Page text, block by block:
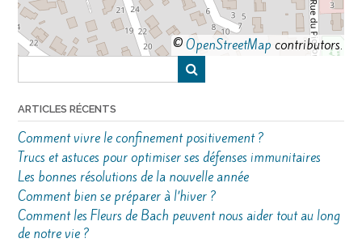
©OpenStreetMap contributors.
ARTICLES RÉCENTS
Comment vivre le confinement positivement ?
Trucs et astuces pour optimiser ses défenses immunitaires
Les bonnes résolutions de la nouvelle année
Comment bien se préparer à l’hiver ?
Comment les Fleurs de Bach peuvent nous aider tout au long
de notre vie ?